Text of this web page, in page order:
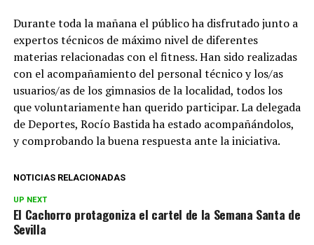
Durante toda la mañana el público ha disfrutado junto a
expertos técnicos de máximo nivel de diferentes
materias relacionadas con el fitness. Han sido realizadas
con el acompañamiento del personal técnico y los/as
usuarios/as de los gimnasios de la localidad, todos los
que voluntariamente han querido participar. La delegada
de Deportes, Rocío Bastida ha estado acompañándolos,
y comprobando la buena respuesta ante la iniciativa.
NOTICIAS RELACIONADAS
UP NEXT
El Cachorro protagoniza el cartel de la Semana Santa de
Sevilla